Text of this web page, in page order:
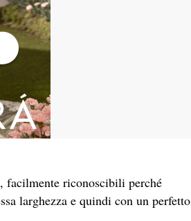
, facilmente riconoscibili perché
larghezza e quindi con un perfetto